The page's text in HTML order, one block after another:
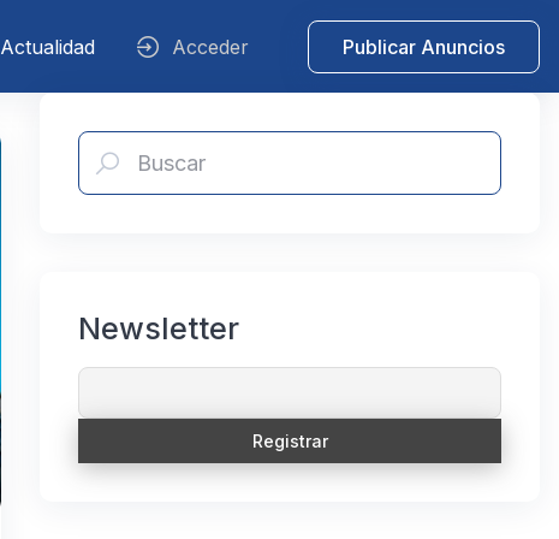
Actualidad Acceder Publicar Anuncios
Newsletter